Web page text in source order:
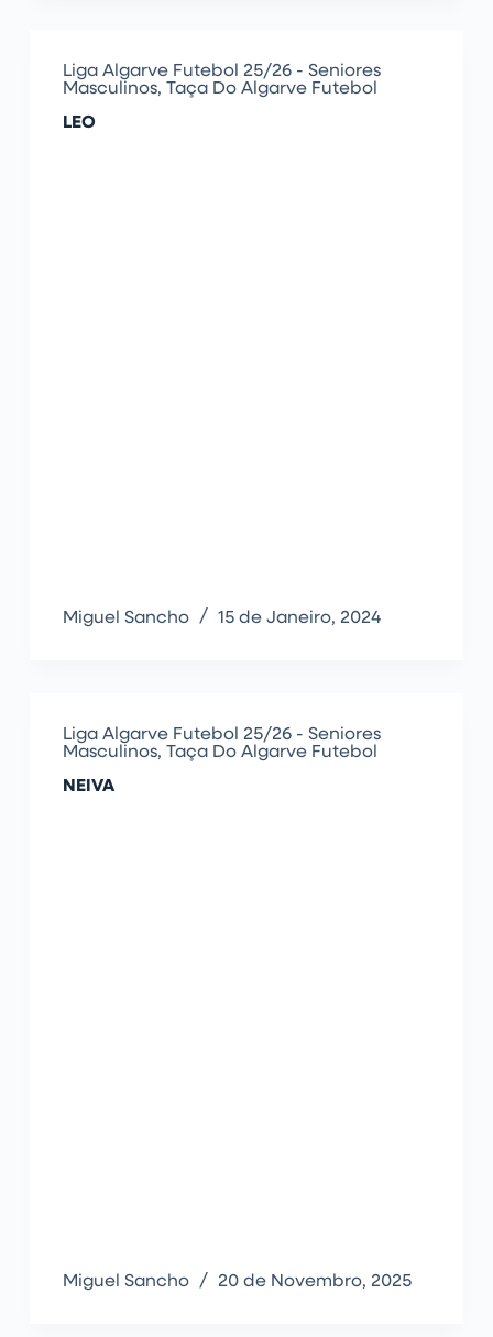
Liga Algarve Futebol 25/26 - Seniores
Masculinos, Taça Do Algarve Futebol
LEO
Miguel Sancho 15 de Janeiro, 2024
Liga Algarve Futebol 25/26 - Seniores
Masculinos, Taça Do Algarve Futebol
NEIVA
Miguel Sancho 20 de Novembro, 2025